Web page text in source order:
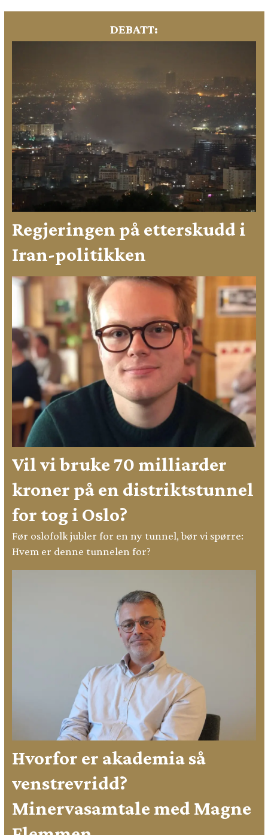
DEBATT:
Regjeringen på etterskudd i
Iran-politikken
Vil vi bruke 70 milliarder
kroner på en distriktstunnel
for tog i Oslo?
Før oslofolk jubler for en ny tunnel, bør vi spørre:
Hvem er denne tunnelen for?
Hvorfor er akademia så
venstrevridd?
Minervasamtale med Magne